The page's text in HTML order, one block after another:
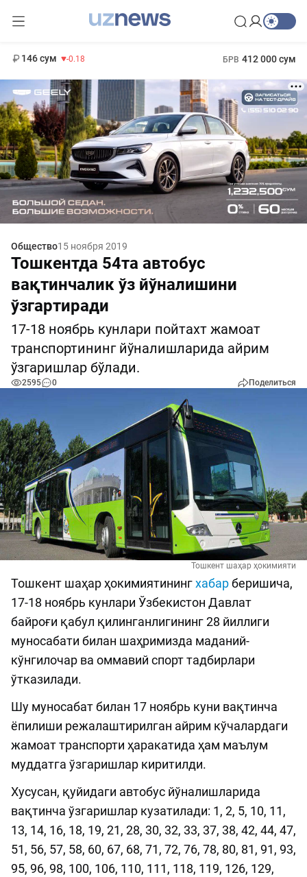
146 сум -0.18 БРВ 412 000 сум
Общество15 ноября 2019
Тошкентда 54та автобус
вақтинчалик ўз йўналишини
ўзгартиради
17-18 ноябрь кунлари пойтахт жамоат
транспортининг йўналишларида айрим
ўзгаришлар бўлади.
2595 0 Поделиться
Тошкент шаҳар ҳокимияти
Тошкент шаҳар ҳокимиятинингхабарберишича,
17-18 ноябрь кунлари Ўзбекистон Давлат
байроғи қабул қилинганлигининг 28 йиллиги
муносабати билан шаҳримизда маданий-
кўнгилочар ва оммавий спорт тадбирлари
ўтказилади.
Шу муносабат билан 17 ноябрь куни вақтинча
ёпилиши режалаштирилган айрим кўчалардаги
жамоат транспорти ҳаракатида ҳам маълум
муддатга ўзгаришлар киритилди.
Хусусан, қуйидаги автобус йўналишларида
вақтинча ўзгаришлар кузатилади: 1, 2, 5, 10, 11,
13, 14, 16, 18, 19, 21, 28, 30, 32, 33, 37, 38, 42, 44, 47,
51, 56, 57, 58, 60, 67, 68, 71, 72, 76, 78, 80, 81, 91, 93,
95, 96, 98, 100, 106, 110, 111, 118, 119, 126, 129,